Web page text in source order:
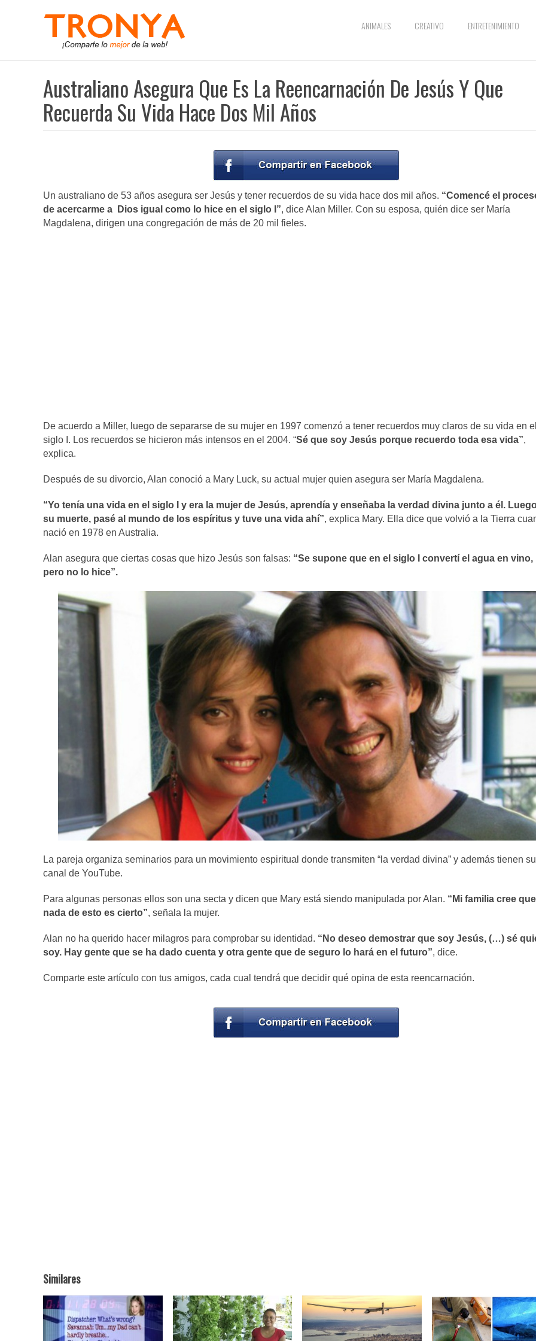
ANIMALES CREATIVO ENTRETENIMIENTO
Australiano Asegura Que Es La Reencarnación De Jesús Y Que
Recuerda Su Vida Hace Dos Mil Años
Un australiano de 53 años asegura ser Jesús y tener recuerdos de su vida hace dos mil años. “Comencé el
de acercarme a Dios igual como lo hice en el siglo I”, dice Alan Miller. Con su esposa, quién dice ser María
Magdalena, dirigen una congregación de más de 20 mil fieles.
De acuerdo a Miller, luego de separarse de su mujer en 1997 comenzó a tener recuerdos muy claros de su vida en
siglo I. Los recuerdos se hicieron más intensos en el 2004. “Sé que soy Jesús porque recuerdo toda esa vida”,
explica.
Después de su divorcio, Alan conoció a Mary Luck, su actual mujer quien asegura ser María Magdalena.
“Yo tenía una vida en el siglo I y era la mujer de Jesús, aprendía y enseñaba la verdad divina junto a él.
su muerte, pasé al mundo de los espíritus y tuve una vida ahí”, explica Mary. Ella dice que volvió a la Tierra
nació en 1978 en Australia.
Alan asegura que ciertas cosas que hizo Jesús son falsas: “Se supone que en el siglo I convertí el agua en vino,
pero no lo hice”.
La pareja organiza seminarios para un movimiento espiritual donde transmiten “la verdad divina” y además tienen su
canal de YouTube.
Para algunas personas ellos son una secta y dicen que Mary está siendo manipulada por Alan. “Mi familia cree que
nada de esto es cierto”, señala la mujer.
Alan no ha querido hacer milagros para comprobar su identidad. “No deseo demostrar que soy Jesús, (…) sé
soy. Hay gente que se ha dado cuenta y otra gente que de seguro lo hará en el futuro”, dice.
Comparte este artículo con tus amigos, cada cual tendrá que decidir qué opina de esta reencarnación.
Similares